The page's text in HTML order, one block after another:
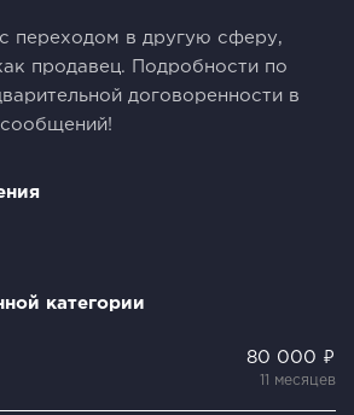
переходом в другую сферу,
продавец. Подробности по
договоренности в
категории
80 000 ₽
11 месяцев